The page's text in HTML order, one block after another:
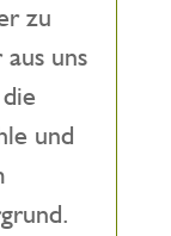
zu
uns
und